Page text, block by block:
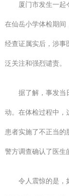
厦门市发生一起
在仙岳小学体检期间
经查证属实后，涉事
泛关注和强烈谴责。
据了解，事发当
动。在体检过程中，
患者实施了不正当
警方调查确认了医生
令人震惊的是，